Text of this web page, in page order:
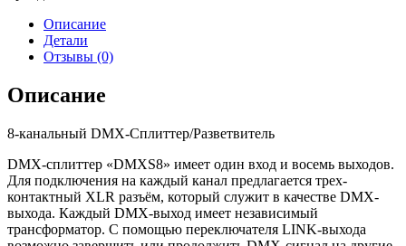
Описание
Детали
Отзывы (0)
Описание
8-канальный DMX-Сплиттер/Разветвитель
DMX-сплиттер «DMXS8» имеет один вход и восемь выходов.
Для подключения на каждый канал предлагается трех-
контактный XLR разъём, который служит в качестве DMX-
выхода. Каждый DMX-выход имеет независимый
трансформатор. С помощью переключателя LINK-выхода